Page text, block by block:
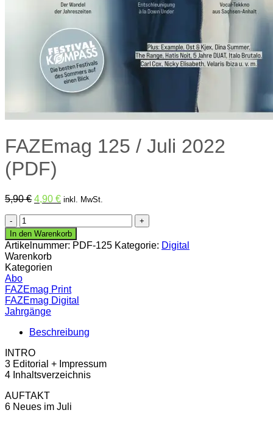
FAZEmag 125 / Juli 2022
(PDF)
5,90€ Ursprünglicher
5,90 €
4,90 €Aktueller
4,90 €.
inkl. MwSt.
FAZEmag
125
/
Juli
2022
(PDF)
Menge
In den Warenkorb
Artikelnummer: PDF-125 Kategorie: Digital
Warenkorb
Kategorien
Abo
FAZEmag Print
FAZEmag Digital
Jahrgänge
Beschreibung
INTRO
3 Editorial + Impressum
4 Inhaltsverzeichnis
AUFTAKT
6 Neues im Juli